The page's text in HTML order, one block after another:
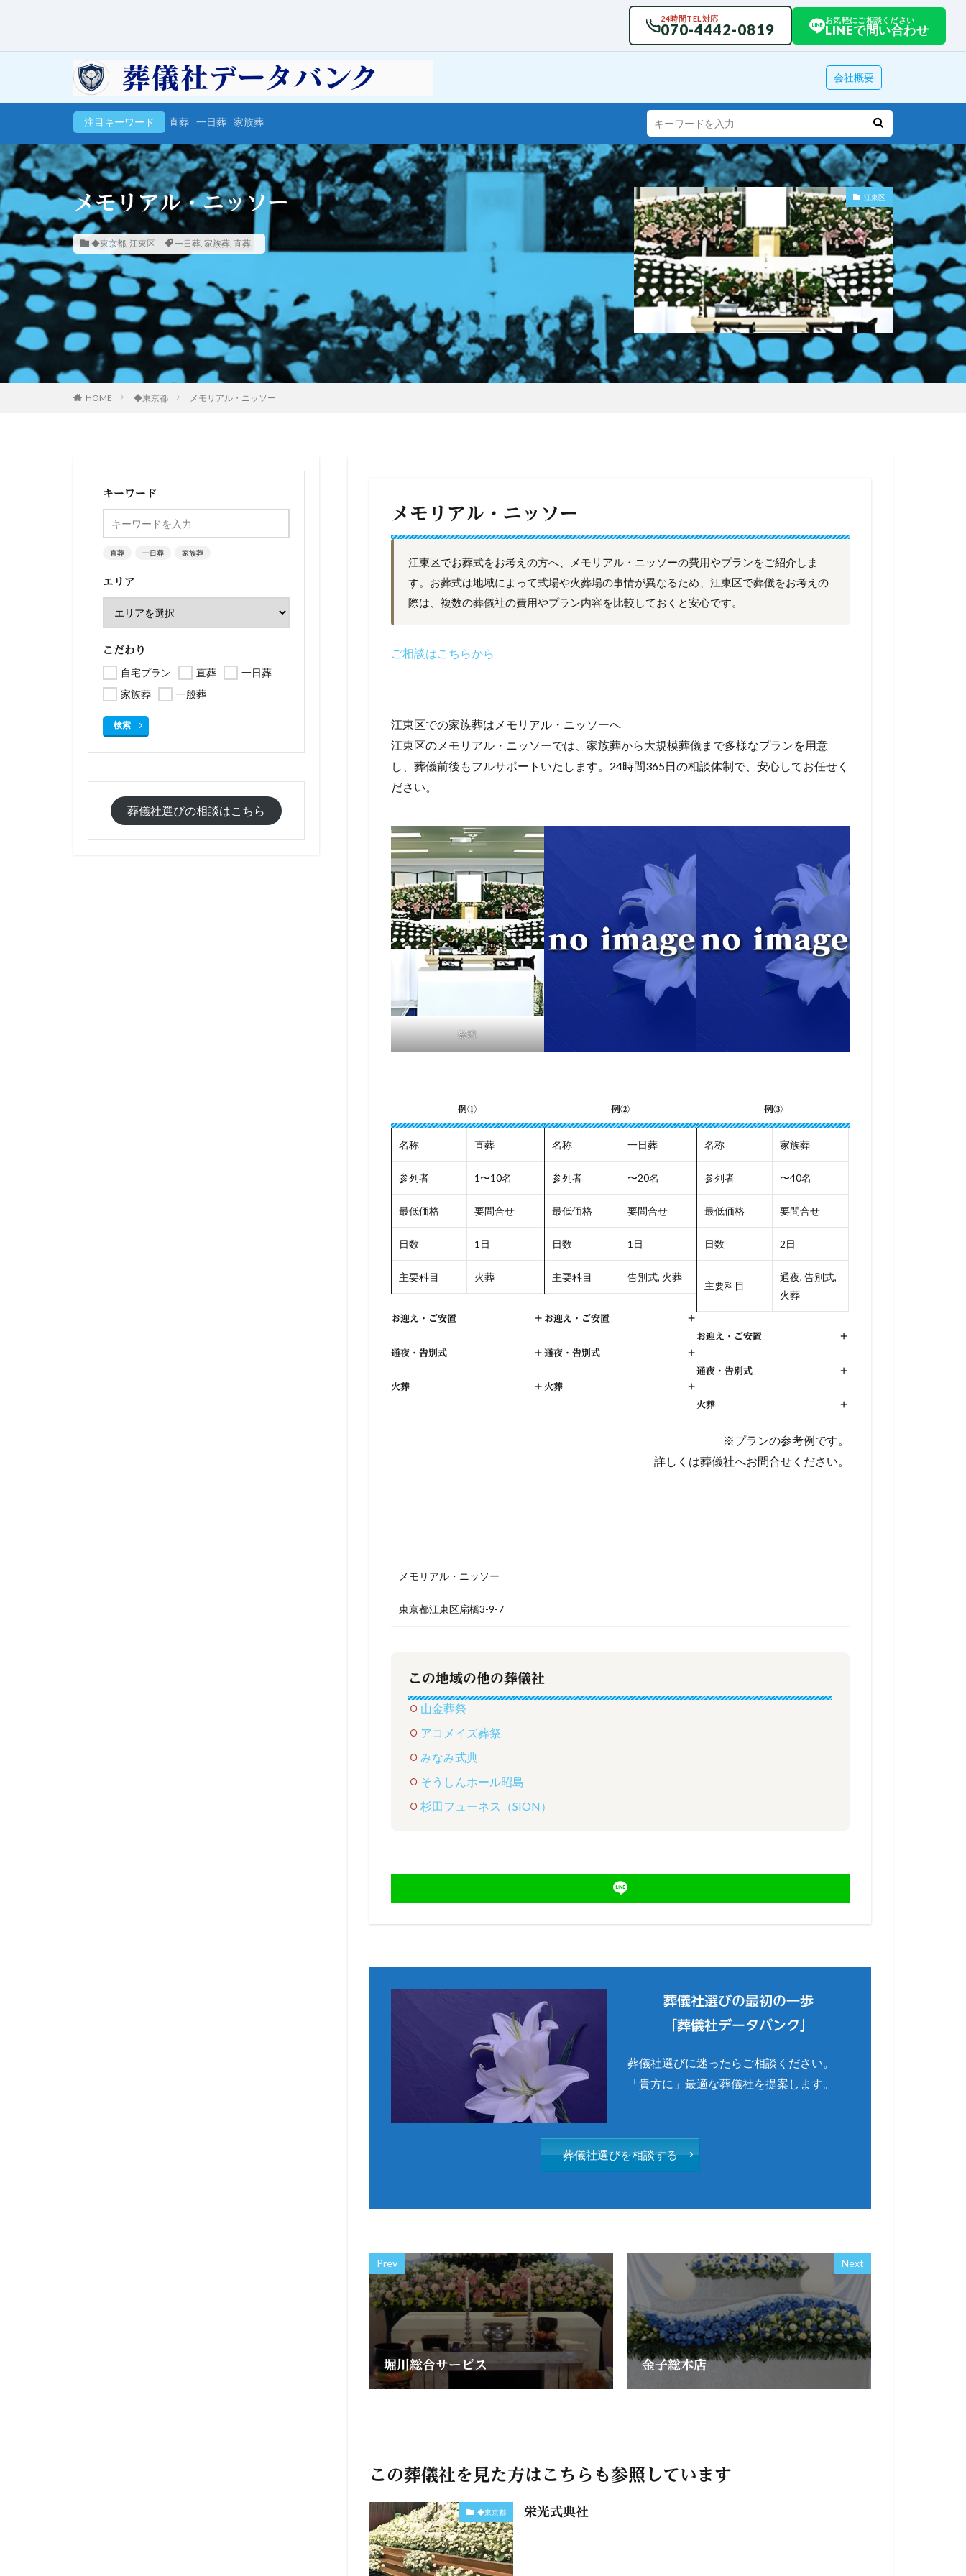
24時間TEL対応
070-4442-0819
お気軽にご相談ください
LINEで問い合わせ
会社概要
注目キーワード 直葬 一日葬 家族葬
メモリアル・ニッソー
◆東京都, 江東区 一日葬, 家族葬, 直葬
江東区
HOME ◆東京都 メモリアル・ニッソー
メモリアル・ニッソー
江東区でお葬式をお考えの方へ、メモリアル・ニッソーの費用やプランをご紹介しま
す。お葬式は地域によって式場や火葬場の事情が異なるため、江東区で葬儀をお考えの
際は、複数の葬儀社の費用やプラン内容を比較しておくと安心です。
ご相談はこちらから
江東区での家族葬はメモリアル・ニッソーへ
江東区のメモリアル・ニッソーでは、家族葬から大規模葬儀まで多様なプランを用意
し、葬儀前後もフルサポートいたします。24時間365日の相談体制で、安心してお任せく
ださい。
祭壇
例①
名称 直葬
参列者 1〜10名
最低価格 要問合せ
日数 1日
主要科目 火葬
お迎え・ご安置 +
通夜・告別式 +
火葬 +
例②
名称 一日葬
参列者 〜20名
最低価格 要問合せ
日数 1日
主要科目 告別式, 火葬
お迎え・ご安置 +
通夜・告別式 +
火葬 +
例③
名称 家族葬
参列者 〜40名
最低価格 要問合せ
日数 2日
主要科目
通夜, 告別式,
火葬
お迎え・ご安置 +
通夜・告別式 +
火葬 +
※プランの参考例です。
詳しくは葬儀社へお問合せください。
メモリアル・ニッソー
東京都江東区扇橋3-9-7
この地域の他の葬儀社
山金葬祭
アコメイズ葬祭
みなみ式典
そうしんホール昭島
杉田フューネス（SION）
葬儀社選びの最初の一歩
「葬儀社データバンク」
葬儀社選びに迷ったらご相談ください。
「貴方に」最適な葬儀社を提案します。
葬儀社選びを相談する
Prev
堀川総合サービス
Next
金子総本店
この葬儀社を見た方はこちらも参照しています
◆東京都 栄光式典社
キーワード
直葬 一日葬 家族葬
エリア
こだわり
自宅プラン 直葬
一日葬
家族葬
一般葬
検索
葬儀社選びの相談はこちら